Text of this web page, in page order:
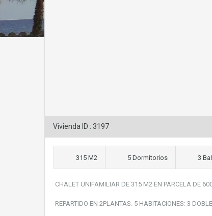
Vivienda ID : 3197
315 M2 5 Dormitorios 3
CHALET UNIFAMILIAR DE 315 M2 EN PARCELA DE
REPARTIDO EN 2PLANTAS. 5 HABITACIONES: 3